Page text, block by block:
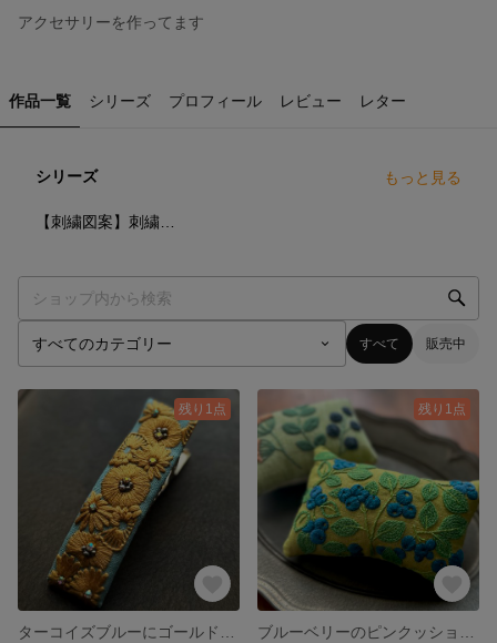
アクセサリーを作ってます
作品一覧 シリーズ プロフィール レビュー レター
シリーズ もっと見る
すべて 販売中
残り1点 残り1点